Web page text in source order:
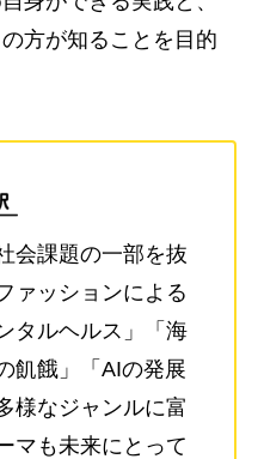
方が知ることを目的
会課題の一部を抜
ァッションによる
タルヘルス」「海
飢餓」「AIの発展
様なジャンルに富
マも未来にとって